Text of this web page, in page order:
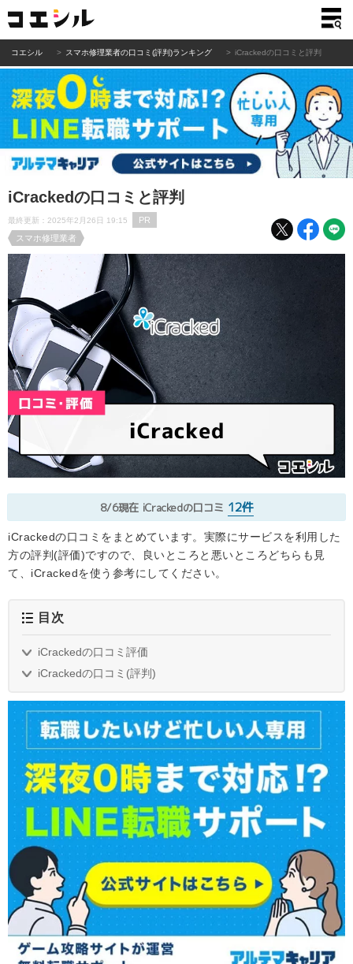
コエシル スマホ修理業者の口コミ(評判)ランキング iCrackedの口コミと評判
iCrackedの口コミと評判
最終更新：2025年2月26日 19:15
PR
スマホ修理業者
8/6現在 iCrackedの口コミ 12件
iCrackedの口コミをまとめています。実際にサービスを利用した
方の評判(評価)ですので、良いところと悪いところどちらも見
て、iCrackedを使う参考にしてください。
目次
iCrackedの口コミ評価
iCrackedの口コミ(評判)